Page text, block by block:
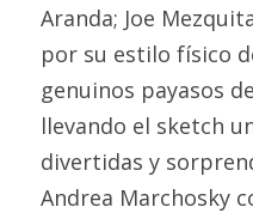
Aranda; Joe
por su estilo físico
genuinos payasos
llevando el sketch
divertidas y
Andrea Marchosky